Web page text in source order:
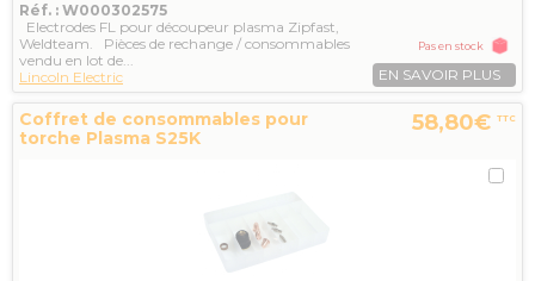
Réf. : W000302575
Electrodes FL pour découpeur plasma Zipfast,
Weldteam. Pièces de rechange / consommables
vendu en lot de...
Lincoln Electric
Pas en stock
EN SAVOIR PLUS
Coffret de consommables pour
torche Plasma S25K
58,80€ TTC